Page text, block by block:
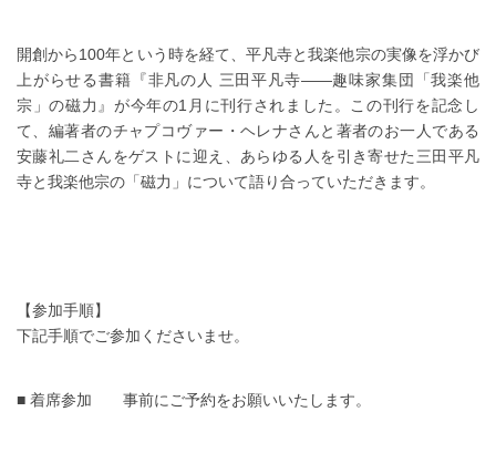
開創から100年という時を経て、平凡寺と我楽他宗の実像を浮かび
上がらせる書籍『非凡の人 三田平凡寺――趣味家集団「我楽他
宗」の磁力』が今年の1月に刊行されました。この刊行を記念し
て、編著者のチャプコヴァー・ヘレナさんと著者のお一人である
安藤礼二さんをゲストに迎え、あらゆる人を引き寄せた三田平凡
寺と我楽他宗の「磁力」について語り合っていただきます。
【参加手順】
下記手順でご参加くださいませ。
■ 着席参加 事前にご予約をお願いいたします。